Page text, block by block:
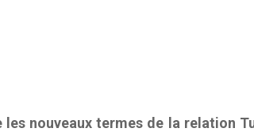
lesnouveaux termes de la relation